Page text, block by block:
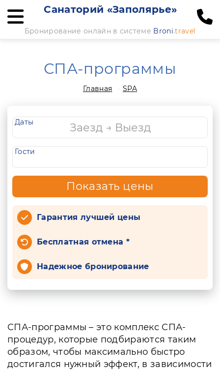
Санаторий «Заполярье»
Бронирование онлайн в системе Broni.travel
СПА-программы
Главная SPA
Даты
Гости
Показать цены
Гарантия лучшей цены
Бесплатная отмена *
Надежное бронирование
СПА-программы – это комплекс СПА-
процедур, которые подбираются таким
образом, чтобы максимально быстро
достигался нужный эффект, в зависимости